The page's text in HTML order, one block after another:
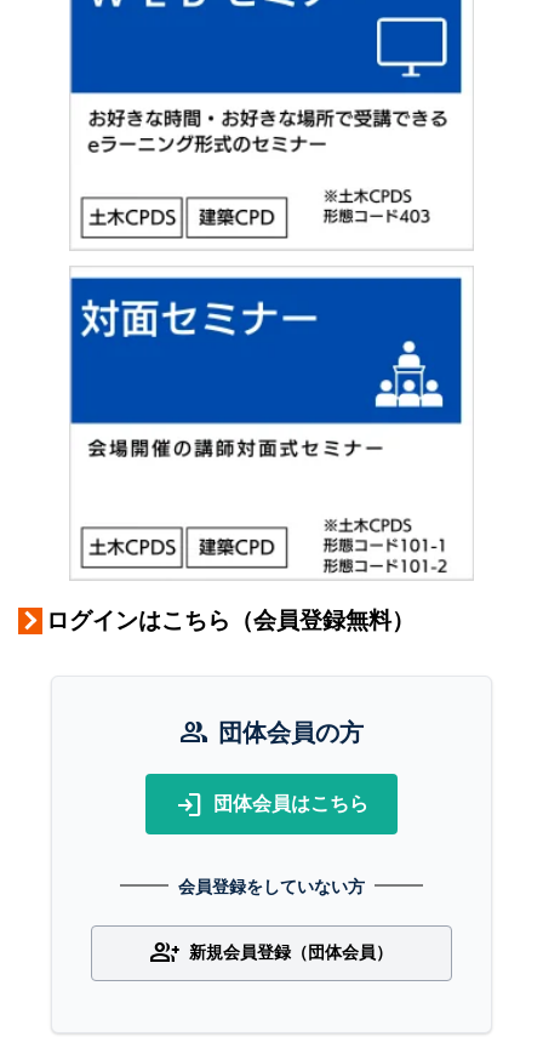
ログインはこちら（会員登録無料）
group 団体会員の方
login 団体会員はこちら
会員登録をしていない方
group_add 新規会員登録（団体会員）